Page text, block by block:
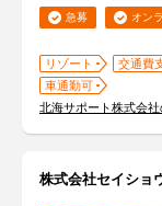
急募 オン
リゾート 交通費
車通勤可
北海サポート株式会
株式会社セイシ